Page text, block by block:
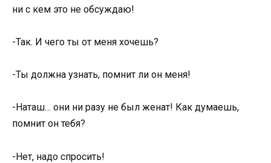
ни с кем это не обсуждаю!
-Так. И чего ты от меня хочешь?
-Ты должна узнать, помнит ли он меня!
-Наташ… они ни разу не был женат! Как думаешь,
помнит он тебя?
-Нет, надо спросить!